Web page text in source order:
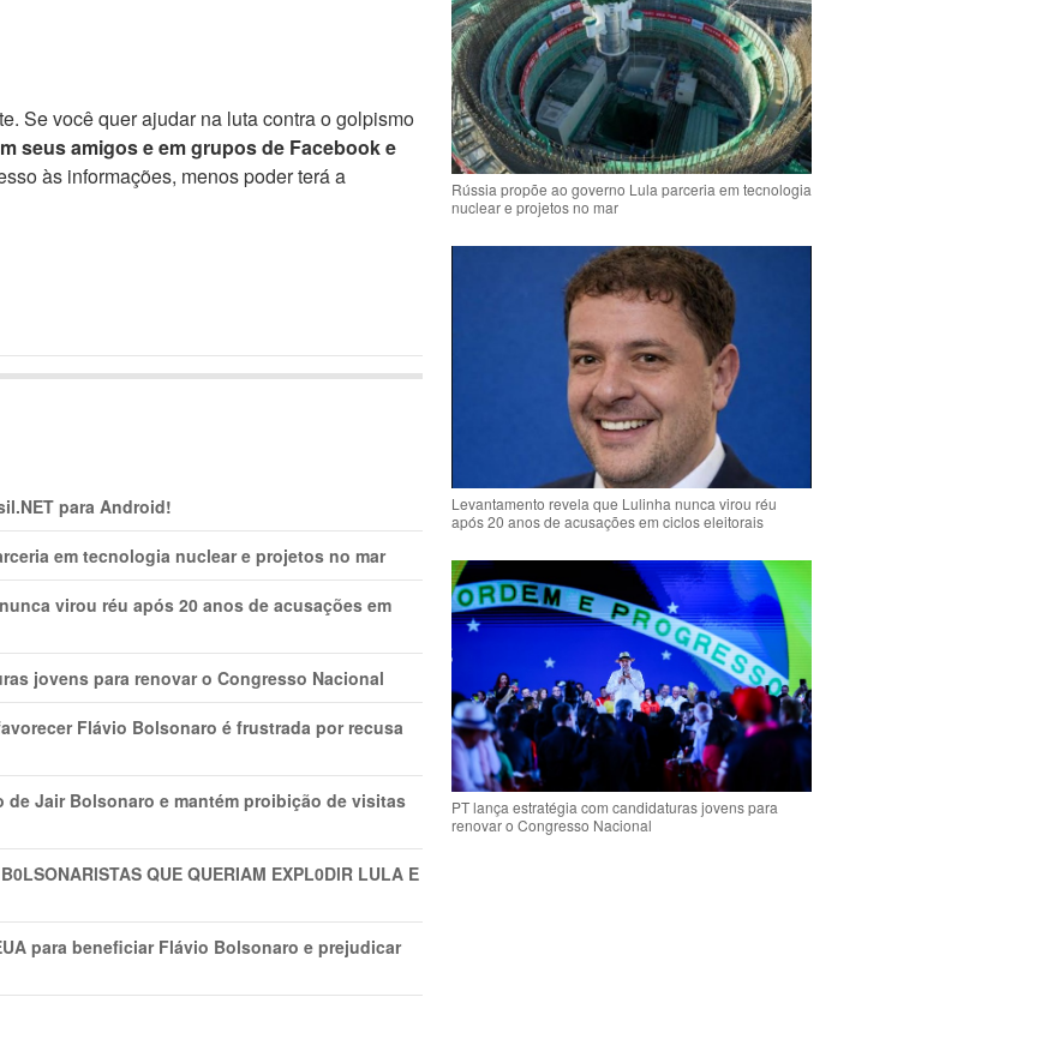
Se você quer ajudar na luta contra o golpismo
seus amigos e em grupos de Facebook e
às informações, menos poder terá a
para Android!
em tecnologia nuclear e projetos no mar
virou réu após 20 anos de acusações em
jovens para renovar o Congresso Nacional
Flávio Bolsonaro é frustrada por recusa
de Jair Bolsonaro e mantém proibição de visitas
QUE QUERIAM EXPL0DlR LULA E
para beneficiar Flávio Bolsonaro e prejudicar
Rússia propõe ao governo Lula parceria em tecnologia
nuclear e projetos no mar
Levantamento revela que Lulinha nunca virou réu
após 20 anos de acusações em ciclos eleitorais
PT lança estratégia com candidaturas jovens para
renovar o Congresso Nacional